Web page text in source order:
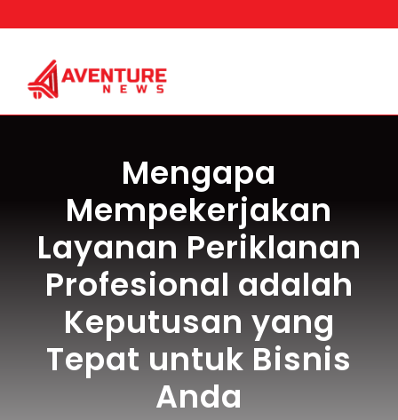
to
Mengapa
Mempekerjakan
Layanan Periklanan
Profesional adalah
Keputusan yang
Tepat untuk Bisnis
Anda